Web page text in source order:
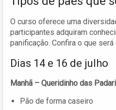
O curso oferece uma
participantes adquiram
panificação. Confira o que será
Dias 14 e 16 de julho
Manhã – Queridinho das
Pão de forma caseiro